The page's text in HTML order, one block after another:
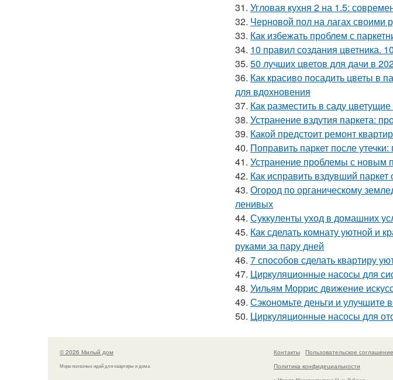
31. Угловая кухня 2 на 1.5:
32. Черновой пол на лагах своими
33. Как избежать проблем с
34. 10 правил создания цветника.
35. 50 лучших цветов для дачи в
36. Как красиво посадить цветы в
для вдохновения
37. Как разместить в саду
38. Устранение вздутия паркета:
39. Какой предстоит ремонт
40. Поправить паркет после
41. Устранение проблемы с новым
42. Как исправить вздувший
43. Огород по органическому
ленивых
44. Суккуленты уход в домашних
45. Как сделать комнату уютной и
руками за пару дней
46. 7 способов сделать квартиру
47. Циркуляционные насосы для
48. Уильям Моррис движение
49. Сэкономьте деньги и
50. Циркуляционные насосы для
© 2026 Милый дом
Море полезных идей для квартиры и дома
Контакты
Пользовательское соглашение
Политика конфидециальности